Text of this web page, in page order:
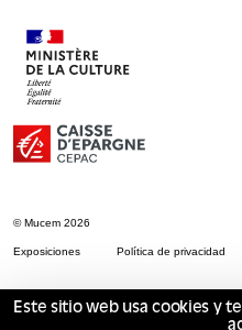
© Mucem 2026
Exposiciones Política de privacidad
Este sitio web usa cookies y